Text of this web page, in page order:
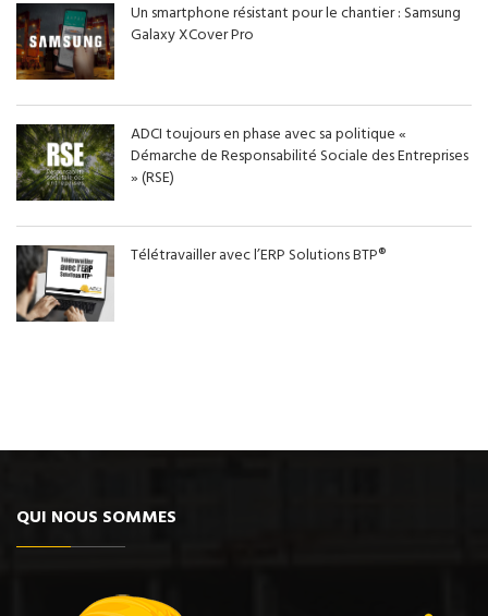
Un smartphone résistant pour le chantier : Samsung
Galaxy XCover Pro
ADCI toujours en phase avec sa politique «
Démarche de Responsabilité Sociale des Entreprises
» (RSE)
Télétravailler avec l’ERP Solutions BTP®
QUI NOUS SOMMES